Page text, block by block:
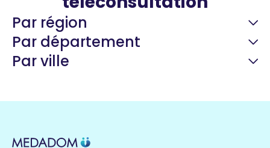
Par région
Par département
Par ville